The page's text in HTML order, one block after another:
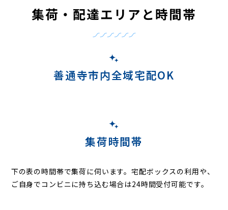
集荷・配達エリアと時間帯
善通寺市内全域宅配OK
集荷時間帯
下の表の時間帯で集荷に伺います。宅配ボックスの利用や、
ご自身でコンビニに持ち込む場合は24時間受付可能です。